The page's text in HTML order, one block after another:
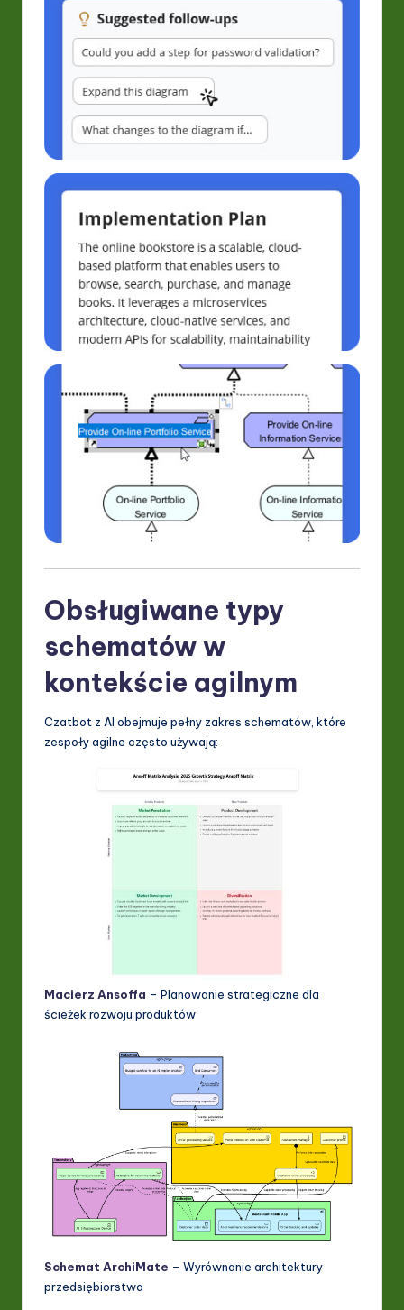
Obsługiwane typy
schematów w
kontekście agilnym
Czatbot z AI obejmuje pełny zakres schematów, które
zespoły agilne często używają:
Macierz Ansoffa – Planowanie strategiczne dla
ścieżek rozwoju produktów
Schemat ArchiMate – Wyrównanie architektury
przedsiębiorstwa